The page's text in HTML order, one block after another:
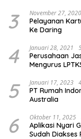
3 November 27, 2020
Pelayanan
Ke Daring
4 Januari 28, 2021
Perusahaan
Mengurus
5 Januari 17, 2023
PT Rumah
Australia
6 Oktober 11, 2025
Aplikasi Nyari
Sudah Diakses